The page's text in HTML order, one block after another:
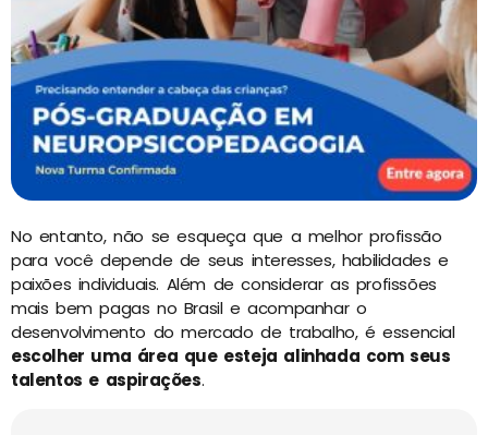
No entanto, não se esqueça que a melhor profissão
para você depende de seus interesses, habilidades e
paixões individuais. Além de considerar as profissões
mais bem pagas no Brasil e acompanhar o
desenvolvimento do mercado de trabalho, é essencial
escolher uma área que esteja alinhada com seus
talentos e aspirações.